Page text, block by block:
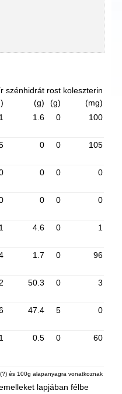
szénhidrát
(g)
rost
(g)
koleszterin
(mg)
1.6 0 100
0 0 105
0 0 0
0 0 0
4.6 0 1
1.7 0 96
2 50.3 0 3
47.4 5 0
1 0.5 0 60
és 100g alapanyagra vonatkoznak
lapjában félbe